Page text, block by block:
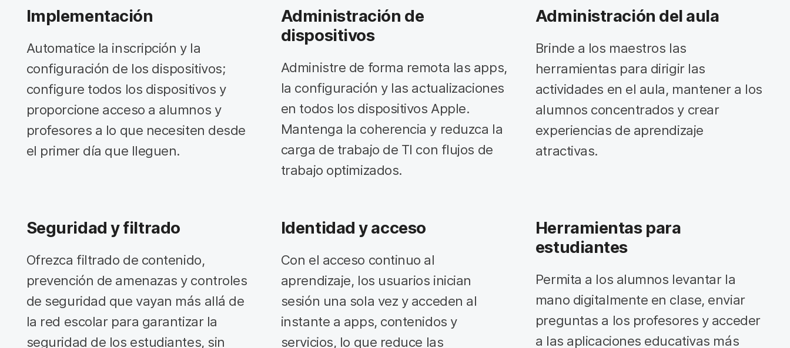
Implementación
Automatice la inscripción y la
configuración de los dispositivos;
configure todos los dispositivos y
proporcione acceso a alumnos y
profesores a lo que necesiten desde
el primer día que lleguen.
Administración de
dispositivos
Administre de forma remota las apps,
la configuración y las actualizaciones
en todos los dispositivos Apple.
Mantenga la coherencia y reduzca la
carga de trabajo de TI con flujos de
trabajo optimizados.
Administración del aula
Brinde a los maestros las
herramientas para dirigir las
actividades en el aula, mantener a los
alumnos concentrados y crear
experiencias de aprendizaje
atractivas.
Seguridad y filtrado
Ofrezca filtrado de contenido,
prevención de amenazas y controles
de seguridad que vayan más allá de
la red escolar para garantizar la
seguridad de los estudiantes, sin
Identidad y acceso
Con el acceso continuo al
aprendizaje, los usuarios inician
sesión una sola vez y acceden al
instante a apps, contenidos y
servicios, lo que reduce las
Herramientas para
estudiantes
Permita a los alumnos levantar la
mano digitalmente en clase, enviar
preguntas a los profesores y acceder
a las aplicaciones educativas más